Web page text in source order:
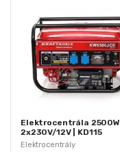
Elektrocentrály
Elektrocentrála 2500W
2x230V/12V | KD115